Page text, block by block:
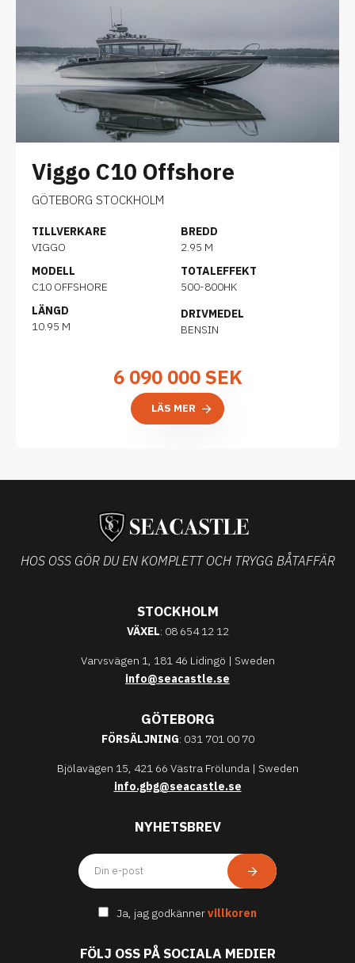
Viggo C10 Offshore
GÖTEBORG STOCKHOLM
TILLVERKARE
VIGGO
MODELL
C10 OFFSHORE
LÄNGD
10.95 M
BREDD
2.95 M
TOTALEFFEKT
500-800HK
DRIVMEDEL
BENSIN
6 090 000SEK
LÄS MER
HOS OSS GÖR DU EN KOMPLETT OCH TRYGG BÅTAFFÄR
STOCKHOLM
VÄXEL: 08 654 12 12
Varvsvägen 1, 181 46 Lidingö | Sweden
info@seacastle.se
GÖTEBORG
FÖRSÄLJNING: 031 701 00 70
Bjölavägen 15, 421 66 Västra Frölunda | Sweden
info.gbg@seacastle.se
NYHETSBREV
Ja, jag godkännervillkoren
FÖLJ OSS PÅ SOCIALA MEDIER